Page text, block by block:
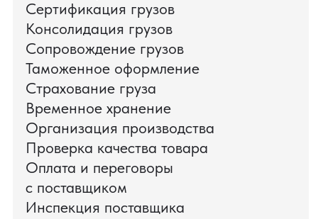
ПАО «Ростелеком» доверяет нам полный
цикл международных поставок — от
поиска и проверки поставщиков до
доставки оборудования.
Мы обеспечили полный цикл работ:
проверку продукции, логистику,
таможенное оформление и контроль
сроков. В результате все товары были
доставлены точно в срок и без
дополнительных рисков.
PRO TORG — проверенный партнёр по
международной логистике для ведущих
федеральных компаний.